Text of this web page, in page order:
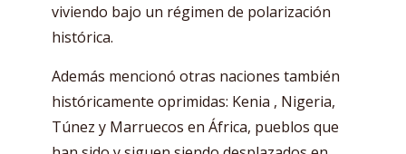
viviendo bajo un régimen de polarización
histórica.
Además mencionó otras naciones también
históricamente oprimidas: Kenia , Nigeria,
Túnez y Marruecos en África, pueblos que